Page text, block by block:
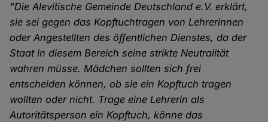
"Die Alevitische Gemeinde Deutschland e.V. erklärt,
sie sei gegen das Kopftuchtragen von Lehrerinnen
oder Angestellten des öffentlichen Dienstes, da der
Staat in diesem Bereich seine strikte Neutralität
wahren müsse. Mädchen sollten sich frei
entscheiden können, ob sie ein Kopftuch tragen
wollten oder nicht. Trage eine Lehrerin als
Autoritätsperson ein Kopftuch, könne das